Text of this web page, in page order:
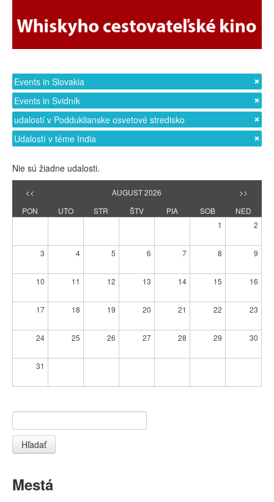
Events in Slovakia
Events in Svidník
udalostí v Podduklianske osvetové stredisko
Udalostí v téme India
Nie sú žiadne udalosti.
<< AUGUST 2026
>>
PON
UTO STR ŠTV PIA SOB
NED
1
2
3 4 5 6 7 8 9
10 11 12 13 14 15 16
17 18 19 20 21 22 23
24 25 26 27 28 29 30
31
Hľadať
Mestá